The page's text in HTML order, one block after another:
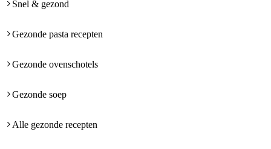
Snel & gezond
Gezonde pasta recepten
Gezonde ovenschotels
Gezonde soep
Alle gezonde recepten